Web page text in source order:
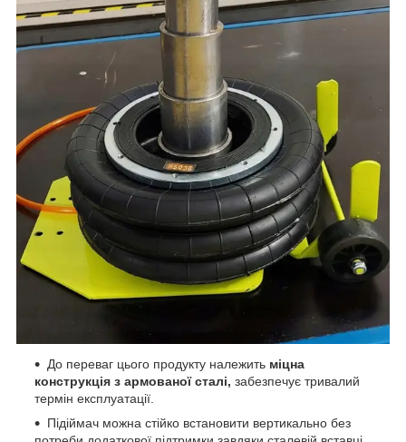
До переваг цього продукту належить міцна
конструкція з армованої сталі, забезпечує тривалий
термін експлуатації.
Підіймач можна стійко встановити вертикально без